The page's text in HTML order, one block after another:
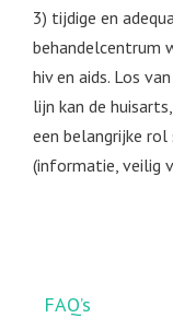
3) tijdige en
behandelcentrum
hiv en aids. Los
lijn kan de
een belangrijke rol
(informatie, veilig
FAQ’s